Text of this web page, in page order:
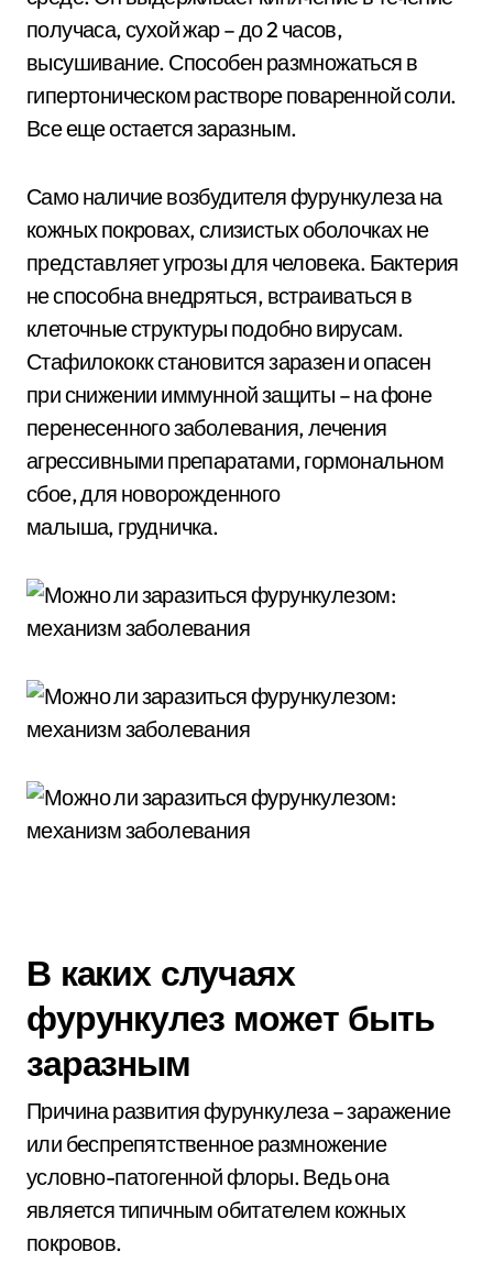
получаса, сухой жар – до 2 часов,
высушивание. Способен размножаться в
гипертоническом растворе поваренной соли.
Все еще остается заразным.
Само наличие возбудителя фурункулеза на
кожных покровах, слизистых оболочках не
представляет угрозы для человека. Бактерия
не способна внедряться, встраиваться в
клеточные структуры подобно вирусам.
Стафилококк становится заразен и опасен
при снижении иммунной защиты – на фоне
перенесенного заболевания, лечения
агрессивными препаратами, гормональном
сбое, для новорожденного
малыша, грудничка.
В каких случаях
фурункулез может быть
заразным
Причина развития фурункулеза – заражение
или беспрепятственное размножение
условно-патогенной флоры. Ведь она
является типичным обитателем кожных
покровов.